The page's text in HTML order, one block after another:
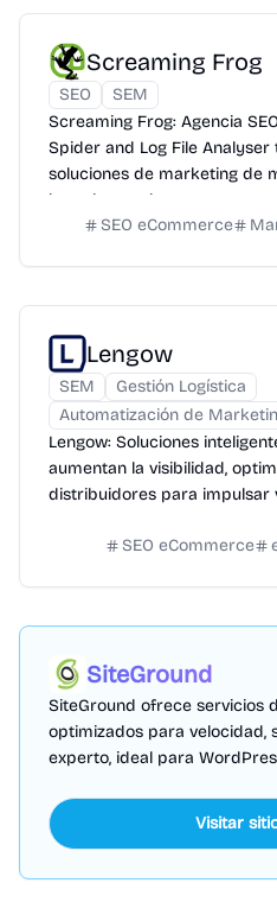
Screaming Frog
SEO
SEM
Screaming Frog: Agencia
Spider and Log File
soluciones de marketing de
basadas en datos.
SEO eCommerce
Lengow
SEM
Gestión Logística
Automatización de
Lengow: Soluciones
aumentan la visibilidad,
distribuidores para impulsar
SEO eCommerce
SiteGround
SiteGround ofrece servicios
optimizados para velocidad,
experto, ideal para
Visitar